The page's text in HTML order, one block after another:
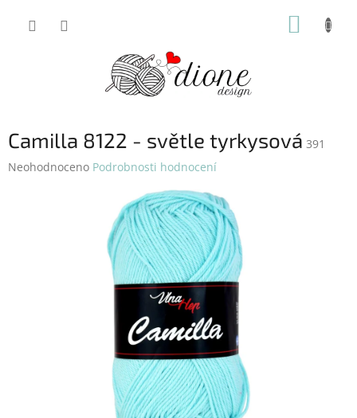
Camilla 8122 - světle tyrkysová 391
Průměrné
Neohodnoceno Podrobnosti hodnocení